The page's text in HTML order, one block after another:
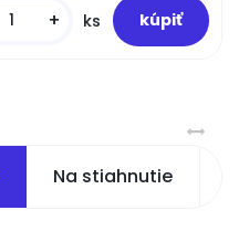
+ ks
Na stiahnutie